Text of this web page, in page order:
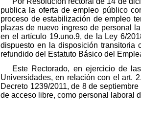
publica la oferta de empleo público
proceso de estabilización de empleo
plazas de nuevo ingreso de personal
en el artículo 19.uno.9, de la Ley 6/
dispuesto en la disposición transitoria
refundido del Estatuto Básico del
Este Rectorado, en ejercicio de
Universidades, en relación con el art.
Decreto 1239/2011, de 8 de
de acceso libre, como personal laboral